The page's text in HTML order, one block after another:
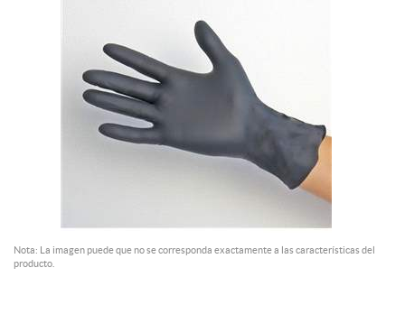
Nota: La imagen puede que no se corresponda exactamente a las características del
producto.